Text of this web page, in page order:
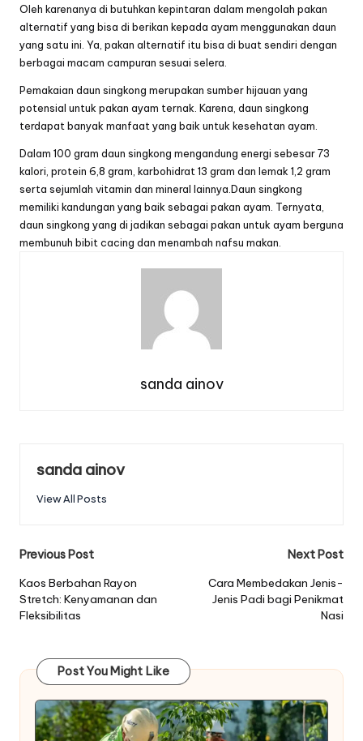
Oleh karenanya di butuhkan kepintaran dalam mengolah pakan
alternatif yang bisa di berikan kepada ayam menggunakan daun
yang satu ini. Ya, pakan alternatif itu bisa di buat sendiri dengan
berbagai macam campuran sesuai selera.
Pemakaian daun singkong merupakan sumber hijauan yang
potensial untuk pakan ayam ternak. Karena, daun singkong
terdapat banyak manfaat yang baik untuk kesehatan ayam.
Dalam 100 gram daun singkong mengandung energi sebesar 73
kalori, protein 6,8 gram, karbohidrat 13 gram dan lemak 1,2 gram
serta sejumlah vitamin dan mineral lainnya.Daun singkong
memiliki kandungan yang baik sebagai pakan ayam. Ternyata,
daun singkong yang di jadikan sebagai pakan untuk ayam berguna
membunuh bibit cacing dan menambah nafsu makan.
sanda ainov
sanda ainov
View All Posts
Post
navigation
Previous Post
Kaos Berbahan Rayon
Stretch: Kenyamanan dan
Fleksibilitas
Next Post
Cara Membedakan Jenis-
Jenis Padi bagi Penikmat
Nasi
Post You Might Like